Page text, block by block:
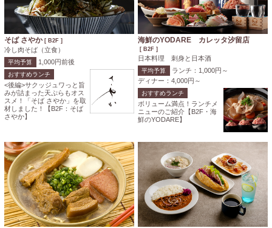
そば さやか [ B2F ]
冷し肉そば（立食）
平均予算 1,000円前後
おすすめランチ
<後編>サクッジュワっと旨
みが詰まった天ぷらもオス
スメ！「そば さやか」を取
材しました！【B2F：そば
さやか】
海鮮のYODARE カレッタ汐留店
[ B2F ]
日本料理 刺身と日本酒
平均予算
ランチ：1,000円～
ディナー：4,000円～
おすすめランチ
ボリューム満点！ランチメ
ニューのご紹介【B2F・海
鮮のYODARE】